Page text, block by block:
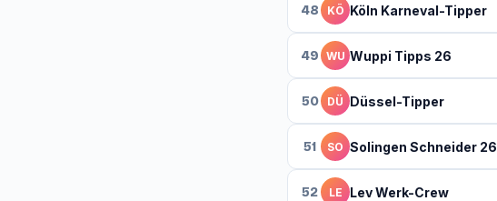
48 KÖ Köln Karneval-Tipper
49 WU Wuppi Tipps 26
50 DÜ Düssel-Tipper
51 SO Solingen Schneider 26
52 LE Lev Werk-Crew